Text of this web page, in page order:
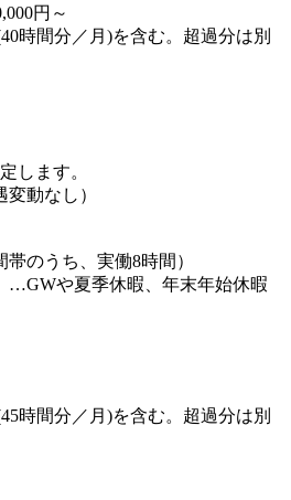
円～
時間分／月)を含む。超過分は別
します。
動なし）
のうち、実働8時間）
…GWや夏季休暇、年末年始休暇
時間分／月)を含む。超過分は別